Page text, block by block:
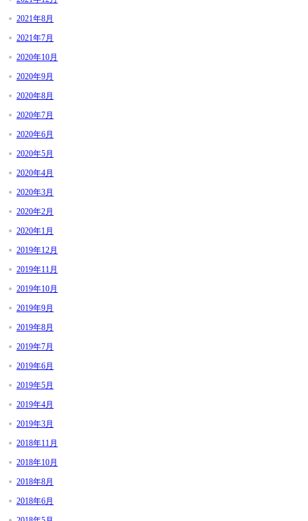
2021年8月
2021年7月
2020年10月
2020年9月
2020年8月
2020年7月
2020年6月
2020年5月
2020年4月
2020年3月
2020年2月
2020年1月
2019年12月
2019年11月
2019年10月
2019年9月
2019年8月
2019年7月
2019年6月
2019年5月
2019年4月
2019年3月
2018年11月
2018年10月
2018年8月
2018年6月